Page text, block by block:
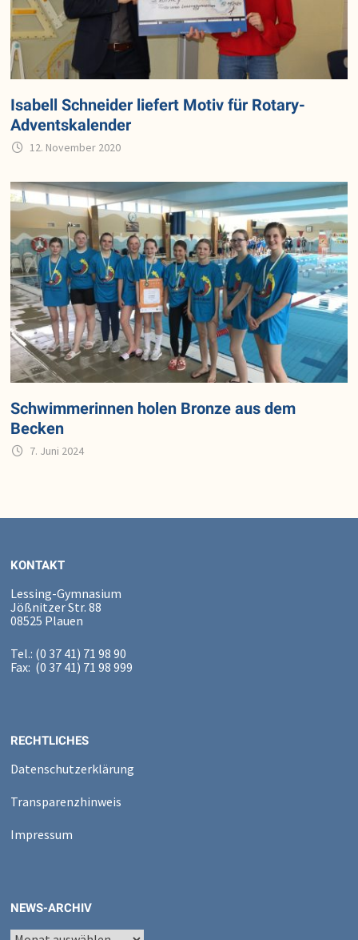
Isabell Schneider liefert Motiv für Rotary-
Adventskalender
12. November 2020
Schwimmerinnen holen Bronze aus dem
Becken
7. Juni 2024
KONTAKT
Lessing-Gymnasium
Jößnitzer Str. 88
08525 Plauen
Tel.: (0 37 41) 71 98 90
Fax: (0 37 41) 71 98 999
RECHTLICHES
Datenschutzerklärung
Transparenzhinweis
Impressum
NEWS-ARCHIV
News-